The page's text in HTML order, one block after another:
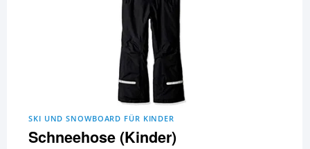
SKI UND SNOWBOARD FÜR KINDER
Schneehose (Kinder)